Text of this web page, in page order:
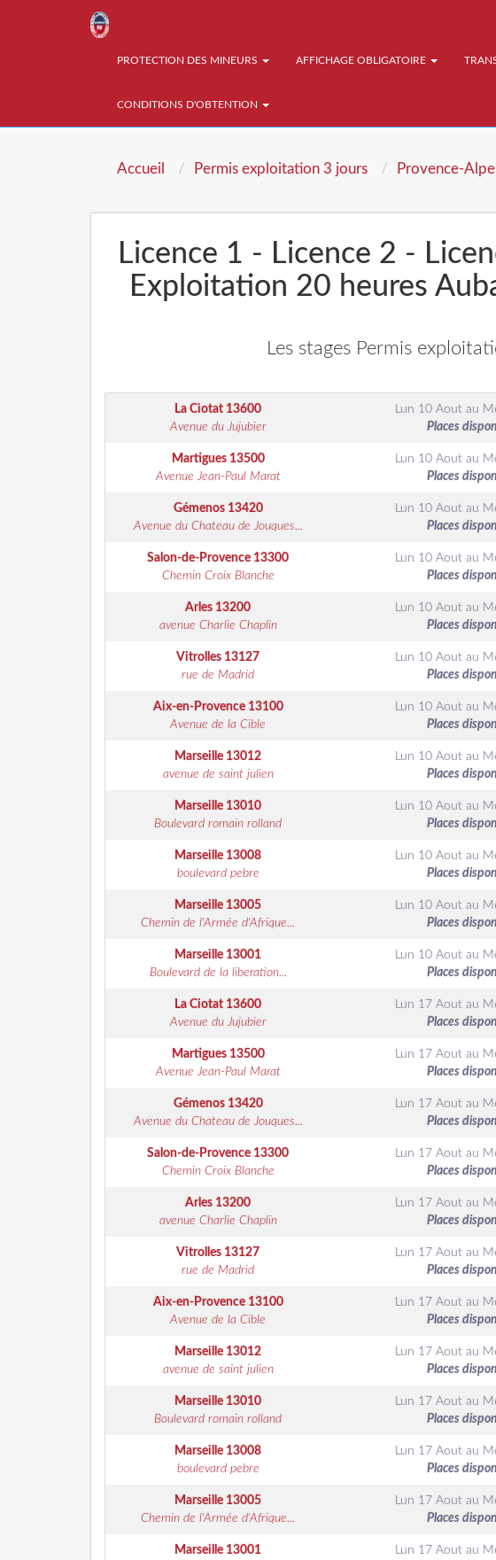
PROTECTION DES MINEURS AFFICHAGE OBLIGATOIRE
CONDITIONS D'OBTENTION
Accueil Permis exploitation 3 jours Provence-
Licence 1 - Licence 2 -
Exploitation 20 heures
Les stages Permis
La Ciotat 13600
Avenue du Jujubier
Lun 10 Aout au
Places
Martigues 13500
Avenue Jean-Paul Marat
Lun 10 Aout au
Places
Gémenos 13420
Avenue du Chateau de Jouques...
Lun 10 Aout au
Places
Salon-de-Provence 13300
Chemin Croix Blanche
Lun 10 Aout au
Places
Arles 13200
avenue Charlie Chaplin
Lun 10 Aout au
Places
Vitrolles 13127
rue de Madrid
Lun 10 Aout au
Places
Aix-en-Provence 13100
Avenue de la Cible
Lun 10 Aout au
Places
Marseille 13012
avenue de saint julien
Lun 10 Aout au
Places
Marseille 13010
Boulevard romain rolland
Lun 10 Aout au
Places
Marseille 13008
boulevard pebre
Lun 10 Aout au
Places
Marseille 13005
Chemin de l'Armée d'Afrique...
Lun 10 Aout au
Places
Marseille 13001
Boulevard de la liberation...
Lun 10 Aout au
Places
La Ciotat 13600
Avenue du Jujubier
Lun 17 Aout au
Places
Martigues 13500
Avenue Jean-Paul Marat
Lun 17 Aout au
Places
Gémenos 13420
Avenue du Chateau de Jouques...
Lun 17 Aout au
Places
Salon-de-Provence 13300
Chemin Croix Blanche
Lun 17 Aout au
Places
Arles 13200
avenue Charlie Chaplin
Lun 17 Aout au
Places
Vitrolles 13127
rue de Madrid
Lun 17 Aout au
Places
Aix-en-Provence 13100
Avenue de la Cible
Lun 17 Aout au
Places
Marseille 13012
avenue de saint julien
Lun 17 Aout au
Places
Marseille 13010
Boulevard romain rolland
Lun 17 Aout au
Places
Marseille 13008
boulevard pebre
Lun 17 Aout au
Places
Marseille 13005
Chemin de l'Armée d'Afrique...
Lun 17 Aout au
Places
Marseille 13001
Lun 17 Aout au